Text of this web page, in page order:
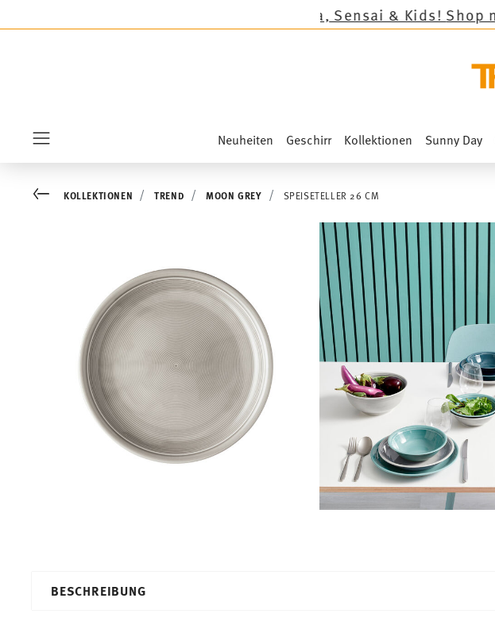
auf die Neuheiten Sandora, Sensai & Kids!Shop now!
Neuheiten Geschirr Kollektionen Sunny Day
Go backKOLLEKTIONEN TREND MOON GREY SPEISETELLER 26 CM
BESCHREIBUNG